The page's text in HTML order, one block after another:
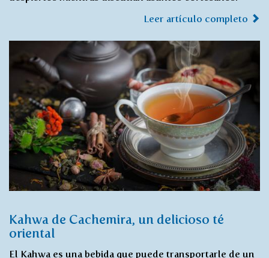
Leer artículo completo
Kahwa de Cachemira, un delicioso té
oriental
El Kahwa es una bebida que puede transportarle de un